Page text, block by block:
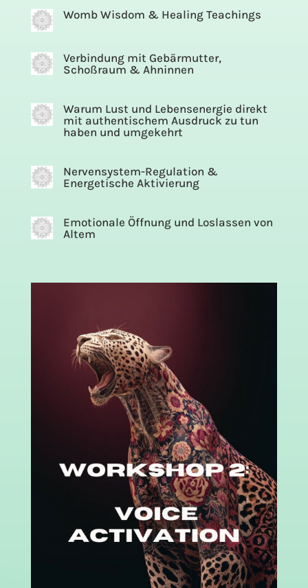
Womb Wisdom & Healing Teachings
Verbindung mit Gebärmutter,
Schoßraum & Ahninnen
Warum Lust und Lebensenergie direkt
mit authentischem Ausdruck zu tun
haben und umgekehrt
Nervensystem-Regulation &
Energetische Aktivierung
Emotionale Öffnung und Loslassen von
Altem